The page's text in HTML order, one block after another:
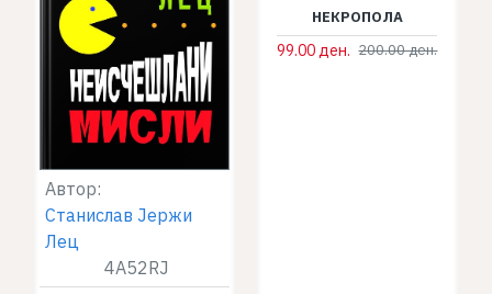
Автор:
Станислав Јержи
Лец
4A52RJ
НЕКРОПОЛА
99.00 ден. 200.00 ден.